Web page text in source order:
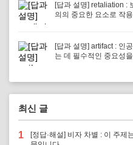
[답과 설명] retaliation :
의의 중요한 요소로 작
[답과 설명] artifact : 인
는 데 필수적인 중요성
최신 글
1
[정답·해설] 비자 차별 : 이 주제